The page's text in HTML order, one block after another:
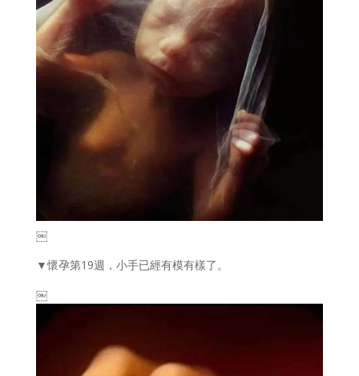
￼
▼懷孕第19週，小手已經有模有樣了。
￼